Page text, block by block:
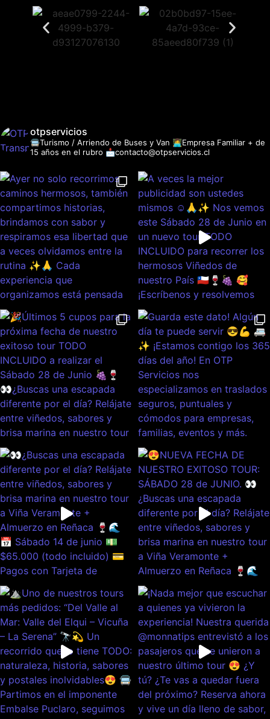
otpservicios
🚍Turismo / Arriendo de Buses y Van 👩‍💻Empresa Familiar + de
15 años en el rubro 📩contacto@otpservicios.cl